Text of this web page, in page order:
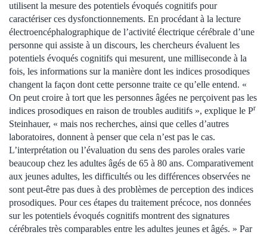
utilisent la mesure des potentiels évoqués cognitifs pour
caractériser ces dysfonctionnements. En procédant à la lecture
électroencéphalographique de l’activité électrique cérébrale d’une
personne qui assiste à un discours, les chercheurs évaluent les
potentiels évoqués cognitifs qui mesurent, une milliseconde à la
fois, les informations sur la manière dont les indices prosodiques
changent la façon dont cette personne traite ce qu’elle entend. «
On peut croire à tort que les personnes âgées ne perçoivent pas les
indices prosodiques en raison de troubles auditifs », explique le Pr
Steinhauer, « mais nos recherches, ainsi que celles d’autres
laboratoires, donnent à penser que cela n’est pas le cas.
L’interprétation ou l’évaluation du sens des paroles orales varie
beaucoup chez les adultes âgés de 65 à 80 ans. Comparativement
aux jeunes adultes, les difficultés ou les différences observées ne
sont peut-être pas dues à des problèmes de perception des indices
prosodiques. Pour ces étapes du traitement précoce, nos données
sur les potentiels évoqués cognitifs montrent des signatures
cérébrales très comparables entre les adultes jeunes et âgés. » Par